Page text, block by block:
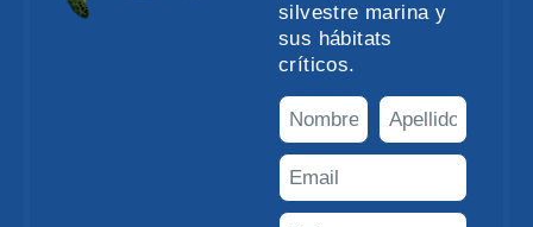
silvestre marina y
sus hábitats
críticos.